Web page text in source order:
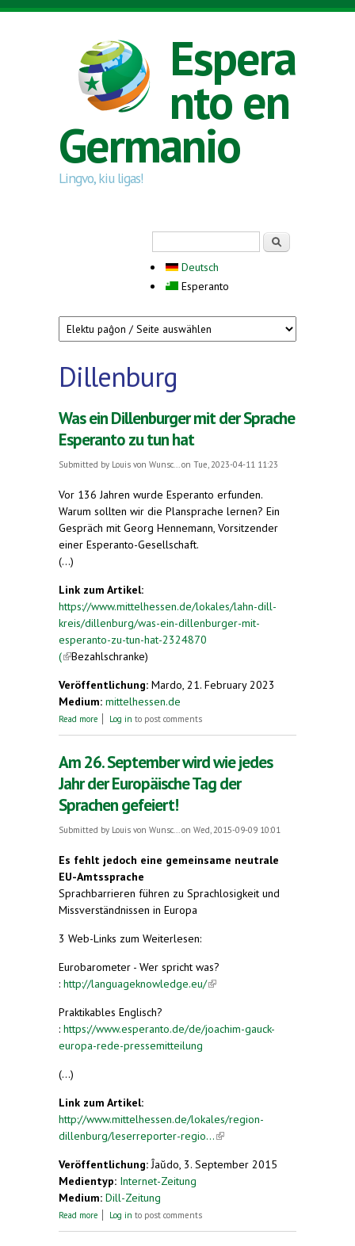
Skip to main content
Espera
nto en
Germanio
Lingvo, kiu ligas!
Deutsch
Esperanto
Dillenburg
Was ein Dillenburger mit der Sprache
Esperanto zu tun hat
Submitted by Louis von Wunsc... on Tue, 2023-04-11 11:23
Vor 136 Jahren wurde Esperanto erfunden.
Warum sollten wir die Plansprache lernen? Ein
Gespräch mit Georg Hennemann, Vorsitzender
einer Esperanto-Gesellschaft.
(...)
Link zum Artikel:
https://www.mittelhessen.de/lokales/lahn-dill-
kreis/dillenburg/was-ein-dillenburger-mit-
esperanto-zu-tun-hat-2324870
((link is external)
Bezahlschranke)
Veröffentlichung: Mardo, 21. February 2023
Medium: mittelhessen.de
Read more about Was ein Dillenburger mit der Sprache
Log in to post comments
Am 26. September wird wie jedes
Jahr der Europäische Tag der
Sprachen gefeiert!
Submitted by Louis von Wunsc... on Wed, 2015-09-09 10:01
Es fehlt jedoch eine gemeinsame neutrale
EU-Amtssprache
Sprachbarrieren führen zu Sprachlosigkeit und
Missverständnissen in Europa
3 Web-Links zum Weiterlesen:
Eurobarometer - Wer spricht was?
: http://languageknowledge.eu/(link is external)
Praktikables Englisch?
: https://www.esperanto.de/de/joachim-gauck-
europa-rede-pressemitteilung
(...)
Link zum Artikel:
http://www.mittelhessen.de/lokales/region-
dillenburg/leserreporter-regio...(link is external)
Veröffentlichung: Ĵaŭdo, 3. September 2015
Medientyp: Internet-Zeitung
Medium: Dill-Zeitung
Read more about Am 26. September wird wie jedes Jahr der
Log in to post comments